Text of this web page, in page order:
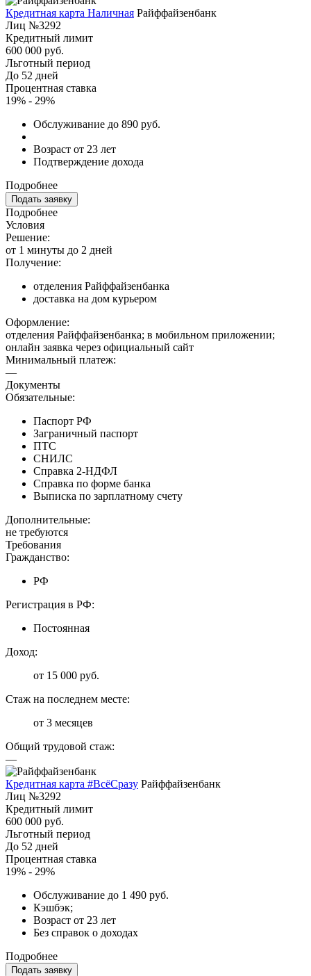
Кредитная карта Наличная Райффайзенбанк
Лиц №3292
Кредитный лимит
600 000 руб.
Льготный период
До 52 дней
Процентная ставка
19% - 29%
Обслуживание до 890 руб.
Возраст от 23 лет
Подтверждение дохода
Подробнее
Подать заявку
Подробнее
Условия
Решение:
от 1 минуты до 2 дней
Получение:
отделения Райффайзенбанка
доставка на дом курьером
Оформление:
отделения Райффайзенбанка; в мобильном приложении;
онлайн заявка через официальный сайт
Минимальный платеж:
—
Документы
Обязательные:
Паспорт РФ
Заграничный паспорт
ПТС
СНИЛС
Справка 2-НДФЛ
Справка по форме банка
Выписка по зарплатному счету
Дополнительные:
не требуются
Требования
Гражданство:
РФ
Регистрация в РФ:
Постоянная
Доход:
от 15 000 руб.
Стаж на последнем месте:
от 3 месяцев
Общий трудовой стаж:
—
Кредитная карта #ВсёСразу Райффайзенбанк
Лиц №3292
Кредитный лимит
600 000 руб.
Льготный период
До 52 дней
Процентная ставка
19% - 29%
Обслуживание до 1 490 руб.
Кэшбэк;
Возраст от 23 лет
Без справок о доходах
Подробнее
Подать заявку